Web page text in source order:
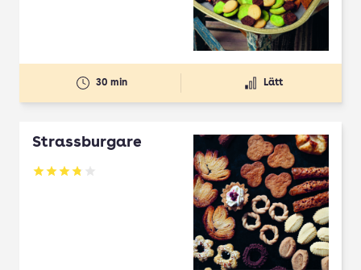
30 min Lätt
Strassburgare
Betyg: 3.78 av 5